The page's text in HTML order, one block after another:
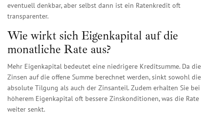
eventuell denkbar, aber selbst dann ist ein Ratenkredit oft
transparenter.
Wie wirkt sich Eigenkapital auf die
monatliche Rate aus?
Mehr Eigenkapital bedeutet eine niedrigere Kreditsumme. Da die
Zinsen auf die offene Summe berechnet werden, sinkt sowohl die
absolute Tilgung als auch der Zinsanteil. Zudem erhalten Sie bei
höherem Eigenkapital oft bessere Zinskonditionen, was die Rate
weiter senkt.